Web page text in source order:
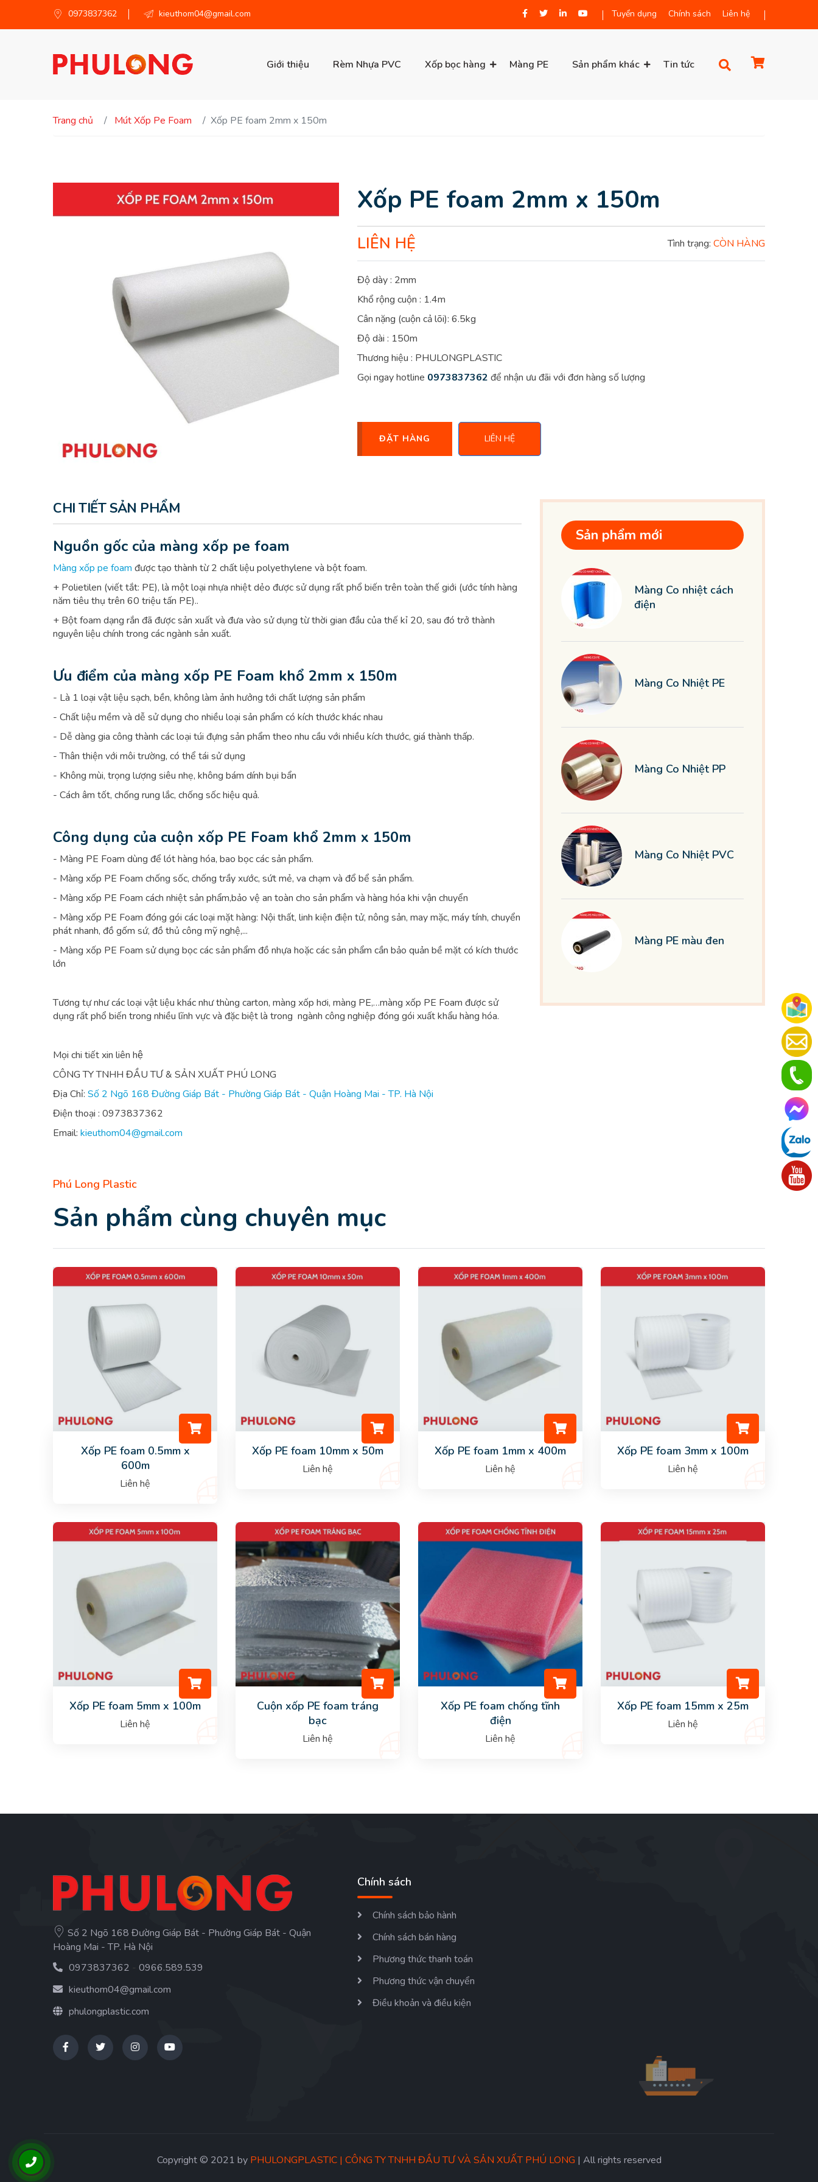
0973837362 kieuthom04@gmail.com Tuyển dụng Chính sách Liên hệ
Giới thiệu Rèm Nhựa PVC Xốp bọc hàng Màng PE Sản phẩm khác Tin tức
Trang chủ Mút Xốp Pe Foam Xốp PE foam 2mm x 150m
Xốp PE foam 2mm x 150m
LIÊN HỆ Tình trạng: CÒN HÀNG
Độ dày : 2mm
Khổ rộng cuộn : 1.4m
Cân nặng (cuộn cả lõi): 6.5kg
Độ dài : 150m
Thương hiệu : PHULONGPLASTIC
Gọi ngay hotline 0973837362 để nhận ưu đãi với đơn hàng số lượng
ĐẶT HÀNG LIÊN HỆ
CHI TIẾT SẢN PHẨM
Nguồn gốc của màng xốp pe foam
Màng xốp pe foam được tạo thành từ 2 chất liệu polyethylene và bột foam.
+ Polietilen (viết tắt: PE), là một loại nhựa nhiệt dẻo được sử dụng rất phổ biến trên toàn thế giới (ước tính hàng
năm tiêu thụ trên 60 triệu tấn PE)..
+ Bột foam dạng rắn đã được sản xuất và đưa vào sử dụng từ thời gian đầu của thế kỉ 20, sau đó trở thành
nguyên liệu chính trong các ngành sản xuất.
Ưu điểm của màng xốp PE Foam khổ 2mm x 150m
- Là 1 loại vật liệu sạch, bền, không làm ảnh hưởng tới chất lượng sản phẩm
- Chất liệu mềm và dễ sử dụng cho nhiều loại sản phẩm có kích thước khác nhau
- Dễ dàng gia công thành các loại túi đựng sản phẩm theo nhu cầu với nhiều kích thước, giá thành thấp.
- Thân thiện với môi trường, có thể tái sử dụng
- Không mùi, trọng lượng siêu nhẹ, không bám dính bụi bẩn
- Cách âm tốt, chống rung lắc, chống sốc hiệu quả.
Công dụng của cuộn xốp PE Foam khổ 2mm x 150m
- Màng PE Foam dùng để lót hàng hóa, bao bọc các sản phẩm.
- Màng xốp PE Foam chống sốc, chống trầy xước, sứt mẻ, va chạm và đổ bể sản phẩm.
- Màng xốp PE Foam cách nhiệt sản phẩm,bảo vệ an toàn cho sản phẩm và hàng hóa khi vận chuyển
- Màng xốp PE Foam đóng gói các loại mặt hàng: Nội thất, linh kiện điện tử, nông sản, may mặc, máy tính, chuyển
phát nhanh, đồ gốm sứ, đồ thủ công mỹ nghệ,...
- Màng xốp PE Foam sử dụng bọc các sản phẩm đồ nhựa hoặc các sản phẩm cần bảo quản bề mặt có kích thước
lớn
Tương tự như các loại vật liệu khác như thùng carton, màng xốp hơi, màng PE,…màng xốp PE Foam được sử
dụng rất phổ biến trong nhiều lĩnh vực và đặc biệt là trong ngành công nghiệp đóng gói xuất khẩu hàng hóa.
Mọi chi tiết xin liên hệ
CÔNG TY TNHH ĐẦU TƯ & SẢN XUẤT PHÚ LONG
Địa Chỉ: Số 2 Ngõ 168 Đường Giáp Bát - Phường Giáp Bát - Quận Hoàng Mai - TP. Hà Nội
Điện thoại : 0973837362
Email: kieuthom04@gmail.com
Sản phẩm mới
Màng Co nhiệt cách
điện
Màng Co Nhiệt PE
Màng Co Nhiệt PP
Màng Co Nhiệt PVC
Màng PE màu đen
Phú Long Plastic
Sản phẩm cùng chuyên mục
Xốp PE foam 0.5mm x
600m
Liên hệ
Xốp PE foam 10mm x 50m
Liên hệ
Xốp PE foam 1mm x 400m
Liên hệ
Xốp PE foam 3mm x 100m
Liên hệ
Xốp PE foam 5mm x 100m
Liên hệ
Cuộn xốp PE foam tráng
bạc
Liên hệ
Xốp PE foam chống tĩnh
điện
Liên hệ
Xốp PE foam 15mm x 25m
Liên hệ
Số 2 Ngõ 168 Đường Giáp Bát - Phường Giáp Bát - Quận
Hoàng Mai - TP. Hà Nội
0973837362 - 0966.589.539
kieuthom04@gmail.com
phulongplastic.com
Chính sách
Chính sách bảo hành
Chính sách bán hàng
Phương thức thanh toán
Phương thức vận chuyển
Điều khoản và điều kiện
Copyright © 2021 by PHULONGPLASTIC | CÔNG TY TNHH ĐẦU TƯ VÀ SẢN XUẤT PHÚ LONG | All rights reserved